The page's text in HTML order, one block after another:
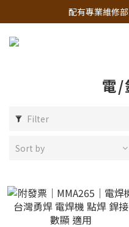
🔧電動工具&五金
配有專業維修
🔧電動工具&五金
電/
Filter
Sort by